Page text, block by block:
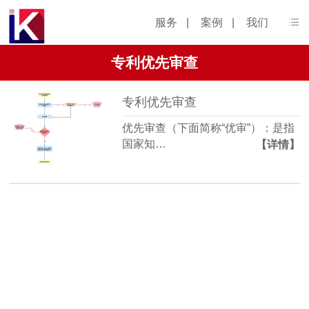
服务 案例 我们
专利优先审查
专利优先审查
优先审查（下面简称“优审”）：是指
国家知…
【详情】